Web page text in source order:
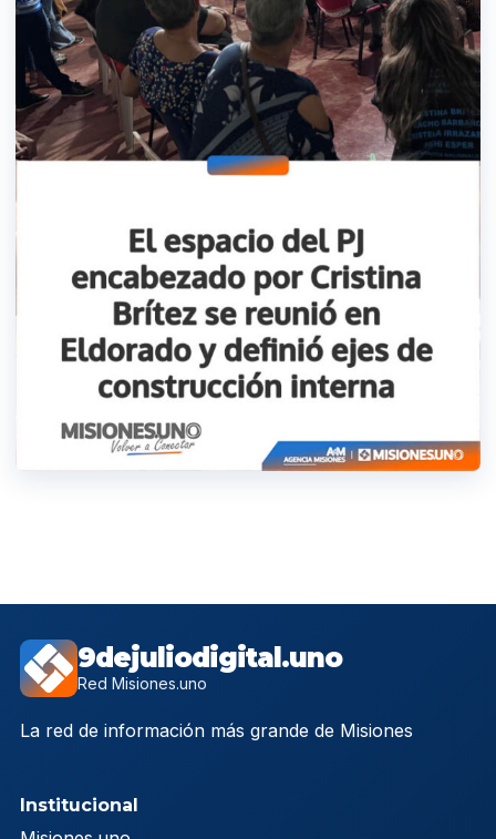
9dejuliodigital.uno
Red Misiones.uno
La red de información más grande de Misiones
Institucional